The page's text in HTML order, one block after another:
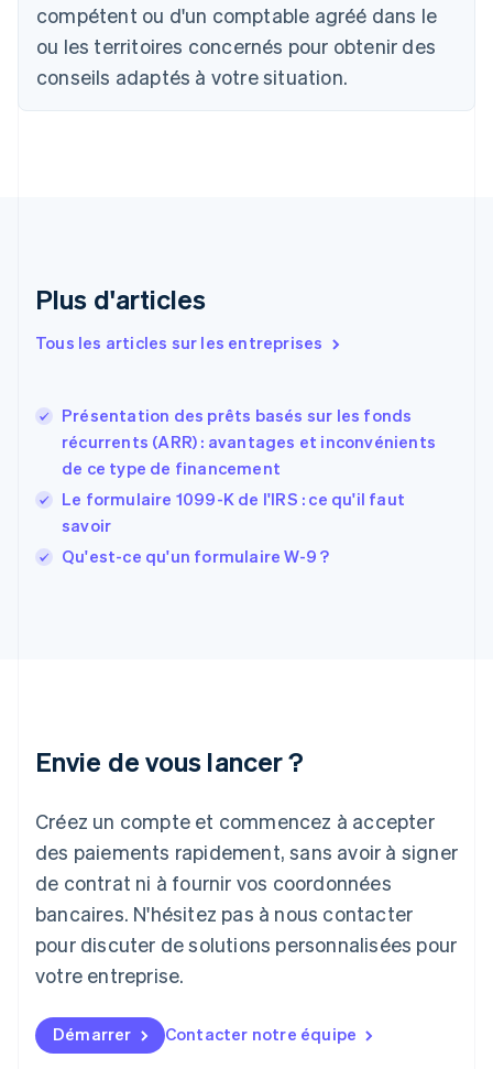
compétent ou d'un comptable agréé dans le
ou les territoires concernés pour obtenir des
conseils adaptés à votre situation.
Plus d'articles
Tous les articles sur les entreprises
Présentation des prêts basés sur les fonds
récurrents (ARR) : avantages et inconvénients
de ce type de financement
Le formulaire 1099-K de l'IRS : ce qu'il faut
savoir
Qu'est-ce qu'un formulaire W-9 ?
Envie de vous lancer ?
Créez un compte et commencez à accepter
des paiements rapidement, sans avoir à signer
de contrat ni à fournir vos coordonnées
bancaires. N'hésitez pas à nous contacter
pour discuter de solutions personnalisées pour
votre entreprise.
Démarrer Contacter notre équipe
Canada
Chine continentale
简体中文English
Español English
English
Finlande
EnglishSvenska
France
FrançaisEnglish
Gibraltar
English
Grèce
English
Japon
Lettonie
English
Liechtenstein
DeutschEnglish
Lituanie
Luxembourg
FrançaisDeutschEnglish
English简体中文
Malte